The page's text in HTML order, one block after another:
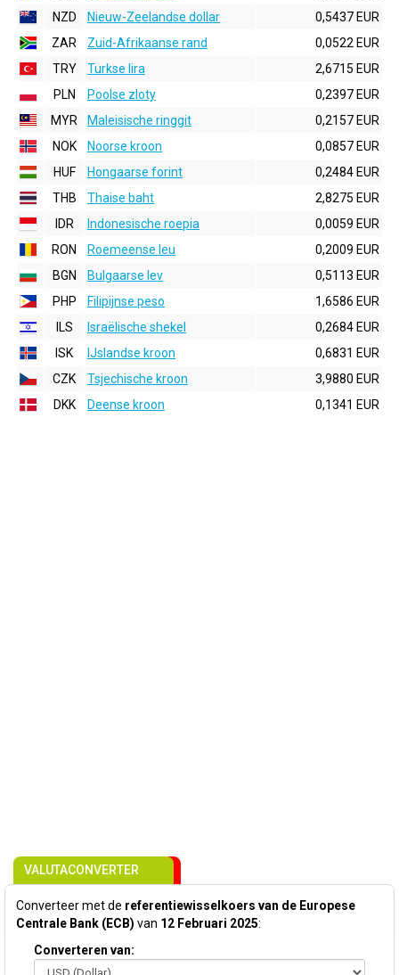
NZD
Nieuw-Zeelandse dollar
0,5437 EUR
ZAR
Zuid-Afrikaanse rand
0,0522 EUR
TRY
Turkse lira
2,6715 EUR
PLN
Poolse zloty
0,2397 EUR
MYR
Maleisische ringgit
0,2157 EUR
NOK
Noorse kroon
0,0857 EUR
HUF
Hongaarse forint
0,2484 EUR
THB
Thaise baht
2,8275 EUR
IDR
Indonesische roepia
0,0059 EUR
RON
Roemeense leu
0,2009 EUR
BGN
Bulgaarse lev
0,5113 EUR
PHP
Filipijnse peso
1,6586 EUR
ILS
Israëlische shekel
0,2684 EUR
ISK
IJslandse kroon
0,6831 EUR
CZK
Tsjechische kroon
3,9880 EUR
DKK
Deense kroon 0,1341 EUR
VALUTACONVERTER
Converteer met de referentiewisselkoers van de Europese
Centrale Bank (ECB) van 12 Februari 2025:
Converteren van: